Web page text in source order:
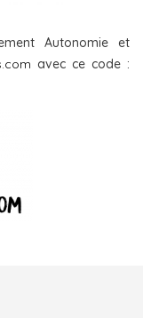
Autonomie et
avec ce code :